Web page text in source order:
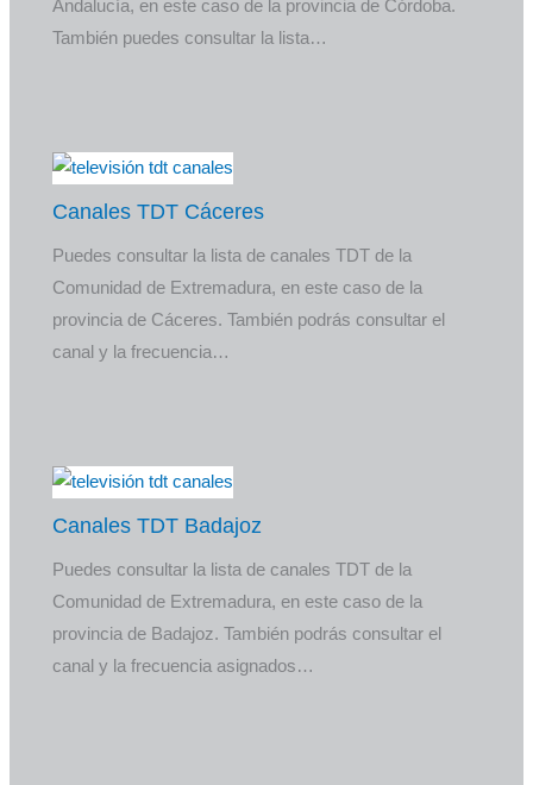
Andalucía, en este caso de la provincia de Córdoba.
También puedes consultar la lista…
Canales TDT Cáceres
Puedes consultar la lista de canales TDT de la
Comunidad de Extremadura, en este caso de la
provincia de Cáceres. También podrás consultar el
canal y la frecuencia…
Canales TDT Badajoz
Puedes consultar la lista de canales TDT de la
Comunidad de Extremadura, en este caso de la
provincia de Badajoz. También podrás consultar el
canal y la frecuencia asignados…